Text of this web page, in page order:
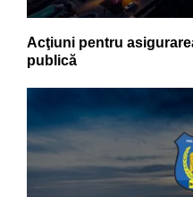
Acţiuni pentru
publică